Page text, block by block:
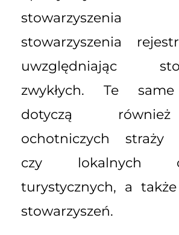
stowarzyszenia
uwzględniając
zwykłych. Te
dotyczą
ochotniczych straży
czy lokalnych
turystycznych, a
stowarzyszeń.